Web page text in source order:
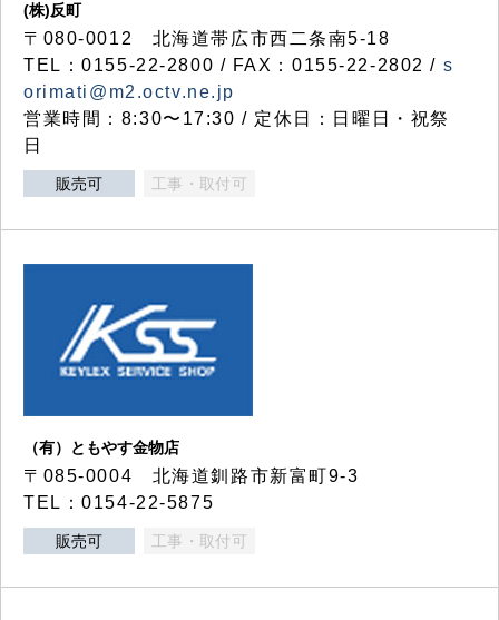
(株)反町
〒080-0012 北海道帯広市西二条南5-18
TEL：0155-22-2800 / FAX：0155-22-2802 / s
orimati@m2.octv.ne.jp
営業時間：8:30〜17:30 / 定休日：日曜日・祝祭
日
販売可 工事・取付可
（有）ともやす金物店
〒085-0004 北海道釧路市新富町9-3
TEL：0154-22-5875
販売可 工事・取付可